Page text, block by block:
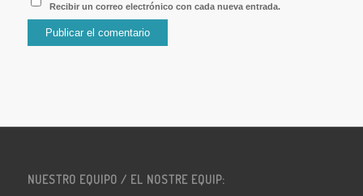
Recibir un correo electrónico con cada nueva entrada.
NUESTRO EQUIPO / EL NOSTRE EQUIP: